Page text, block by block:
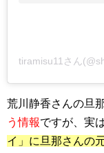
tiramisu11さん
荒川静香さんの旦
う情報ですが、実
イ」に旦那さんの